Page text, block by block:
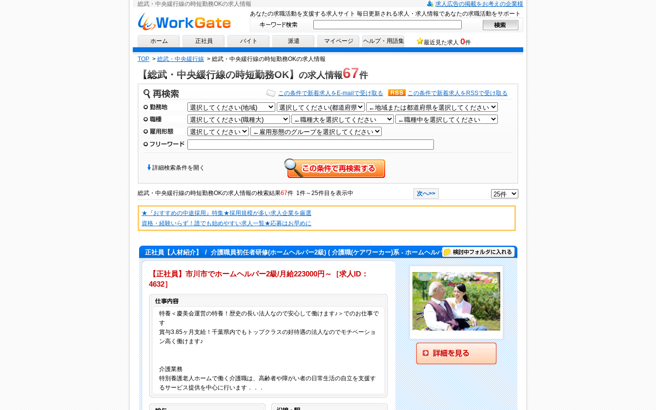
総武・中央緩行線の時短勤務OKの求人情報
求人広告の掲載をお考えの企業様
求人情報ならワークゲートへ！
あなたの求職活動を支援する求人サイト 毎日更新される求人・求人情報であなたの求職活動をサポート
ホーム 正社員 バイト 派遣 マイページ ヘルプ・用語集 最近見た求人 0件
TOP > 総武・中央緩行線 > 総武・中央緩行線の時短勤務OKの求人情報
【総武・中央緩行線の時短勤務OK】 の求人情報67件
再検索 この条件で新着求人をRSSで受け取る
この条件で新着求人をE-mailで受け取る
勤務地
職種
雇用形態
フリーワード
詳細検索条件を開く
総武・中央緩行線の時短勤務OKの求人情報の検索結果67件 1件～25件目を表示中 次へ>>
★『おすすめの中途採用』特集★採用規模が多い求人企業を厳選
資格・経験いらず！誰でも始めやすい求人一覧★応募はお早めに
正社員【人材紹介】 / 介護職員初任者研修(ホームヘルパー2級)( 介護職(ケアワーカー)系 - ホームヘルパー )検討中フォルダに入れる
【正社員】市川市でホームヘルパー2級/月給223000円～［求人ID：
4632］
特養＜慶美会運営の特養！歴史の長い法人なので安心して働けます♪＞でのお仕事で
す
賞与3.85ヶ月支給！千葉県内でもトップクラスの好待遇の法人なのでモチベーショ
ン高く働けます♪
介護業務
特別養護老人ホームで働く介護職は、高齢者や障がい者の日常生活の自立を支援す
るサービス提供を中心に行います．．．
給与